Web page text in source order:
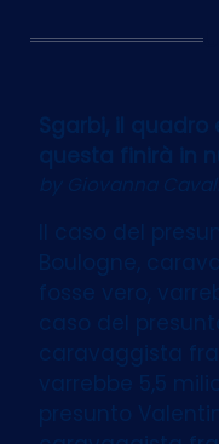
Sgarbi, il quadro
questa finirà in
by Giovanna
Il caso del
Boulogne,
fosse vero,
caso del
caravaggista
varrebbe 5,5
presunto